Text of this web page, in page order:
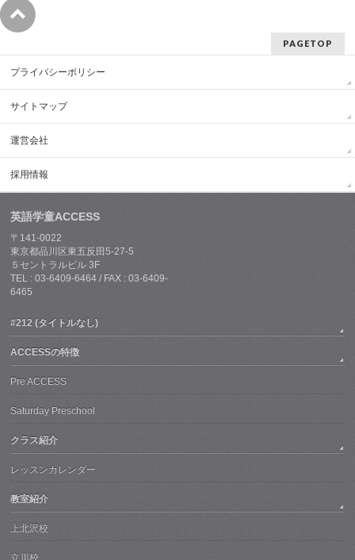
PAGETOP
プライバシーポリシー
サイトマップ
運営会社
採用情報
英語学童ACCESS
〒141-0022
東京都品川区東五反田5-27-5
５セントラルビル 3F
TEL : 03-6409-6464 / FAX : 03-6409-
6465
#212 (タイトルなし)
ACCESSの特徴
Pre ACCESS
Saturday Preschool
クラス紹介
レッスンカレンダー
教室紹介
上北沢校
立川校